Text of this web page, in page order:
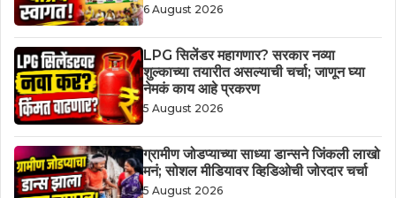
6 August 2026
LPG सिलेंडर महागणार? सरकार नव्या
शुल्काच्या तयारीत असल्याची चर्चा; जाणून घ्या
नेमकं काय आहे प्रकरण
5 August 2026
ग्रामीण जोडप्याच्या साध्या डान्सने जिंकली लाखो
मनं; सोशल मीडियावर व्हिडिओची जोरदार चर्चा
5 August 2026